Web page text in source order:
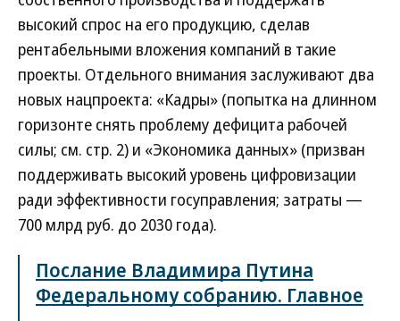
высокий спрос на его продукцию, сделав
рентабельными вложения компаний в такие
проекты. Отдельного внимания заслуживают два
новых нацпроекта: «Кадры» (попытка на длинном
горизонте снять проблему дефицита рабочей
силы; см. стр. 2) и «Экономика данных» (призван
поддерживать высокий уровень цифровизации
ради эффективности госуправления; затраты —
700 млрд руб. до 2030 года).
Послание Владимира Путина
Федеральному собранию. Главное